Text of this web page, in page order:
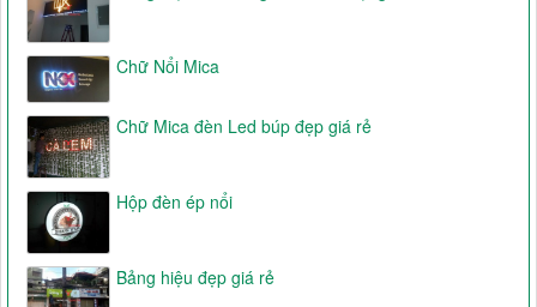
Chữ Nổi Mica
Chữ Mica đèn Led búp đẹp giá rẻ
Hộp đèn ép nổi
Bảng hiệu đẹp giá rẻ